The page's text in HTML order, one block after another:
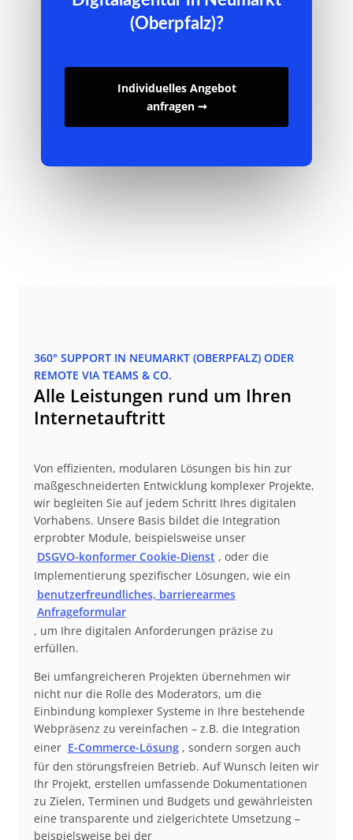
(Oberpfalz)?
Individuelles Angebot
anfragen ➞
360° SUPPORT IN NEUMARKT (OBERPFALZ) ODER
REMOTE VIA TEAMS & CO.
Alle Leistungen rund um Ihren
Internetauftritt
Von effizienten, modularen Lösungen bis hin zur
maßgeschneiderten Entwicklung komplexer Projekte,
wir begleiten Sie auf jedem Schritt Ihres digitalen
Vorhabens. Unsere Basis bildet die Integration
erprobter Module, beispielsweise unser
DSGVO-konformer Cookie-Dienst , oder die
Implementierung spezifischer Lösungen, wie ein
benutzerfreundliches, barrierearmes
Anfrageformular
, um Ihre digitalen Anforderungen präzise zu
erfüllen.
Bei umfangreicheren Projekten übernehmen wir
nicht nur die Rolle des Moderators, um die
Einbindung komplexer Systeme in Ihre bestehende
Webpräsenz zu vereinfachen – z.B. die Integration
einer E-Commerce-Lösung , sondern sorgen auch
für den störungsfreien Betrieb. Auf Wunsch leiten wir
Ihr Projekt, erstellen umfassende Dokumentationen
zu Zielen, Terminen und Budgets und gewährleisten
eine transparente und zielgerichtete Umsetzung –
beispielsweise bei der